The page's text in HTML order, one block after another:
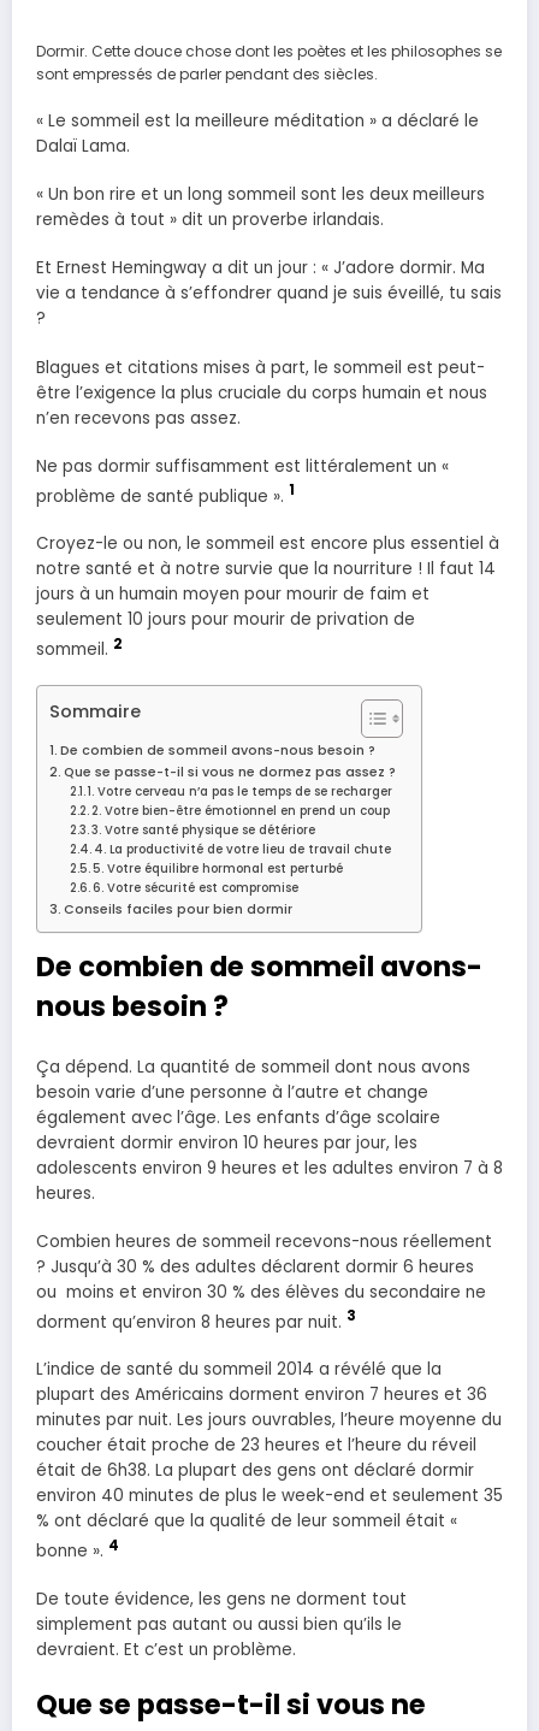
Dormir. Cette douce chose dont les poètes et les philosophes se
sont empressés de parler pendant des siècles.
« Le sommeil est la meilleure méditation » a déclaré le
Dalaï Lama.
« Un bon rire et un long sommeil sont les deux meilleurs
remèdes à tout » dit un proverbe irlandais.
Et Ernest Hemingway a dit un jour : « J’adore dormir. Ma
vie a tendance à s’effondrer quand je suis éveillé, tu sais
?
Blagues et citations mises à part, le sommeil est peut-
être l’exigence la plus cruciale du corps humain et nous
n’en recevons pas assez.
Ne pas dormir suffisamment est littéralement un «
problème de santé publique ». 1
Croyez-le ou non, le sommeil est encore plus essentiel à
notre santé et à notre survie que la nourriture ! Il faut 14
jours à un humain moyen pour mourir de faim et
seulement 10 jours pour mourir de privation de
sommeil. 2
Sommaire
De combien de sommeil avons-nous besoin ?
Que se passe-t-il si vous ne dormez pas assez ?
1. Votre cerveau n’a pas le temps de se recharger
2. Votre bien-être émotionnel en prend un coup
3. Votre santé physique se détériore
4. La productivité de votre lieu de travail chute
5. Votre équilibre hormonal est perturbé
6. Votre sécurité est compromise
Conseils faciles pour bien dormir
De combien de sommeil avons-
nous besoin ?
Ça dépend. La quantité de sommeil dont nous avons
besoin varie d’une personne à l’autre et change
également avec l’âge. Les enfants d’âge scolaire
devraient dormir environ 10 heures par jour, les
adolescents environ 9 heures et les adultes environ 7 à 8
heures.
Combien heures de sommeil recevons-nous réellement
? Jusqu’à 30 % des adultes déclarent dormir 6 heures
ou moins et environ 30 % des élèves du secondaire ne
dorment qu’environ 8 heures par nuit. 3
L’indice de santé du sommeil 2014 a révélé que la
plupart des Américains dorment environ 7 heures et 36
minutes par nuit. Les jours ouvrables, l’heure moyenne du
coucher était proche de 23 heures et l’heure du réveil
était de 6h38. La plupart des gens ont déclaré dormir
environ 40 minutes de plus le week-end et seulement 35
% ont déclaré que la qualité de leur sommeil était «
bonne ». 4
De toute évidence, les gens ne dorment tout
simplement pas autant ou aussi bien qu’ils le
devraient. Et c’est un problème.
Que se passe-t-il si vous ne